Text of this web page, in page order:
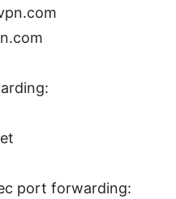
port forwarding: